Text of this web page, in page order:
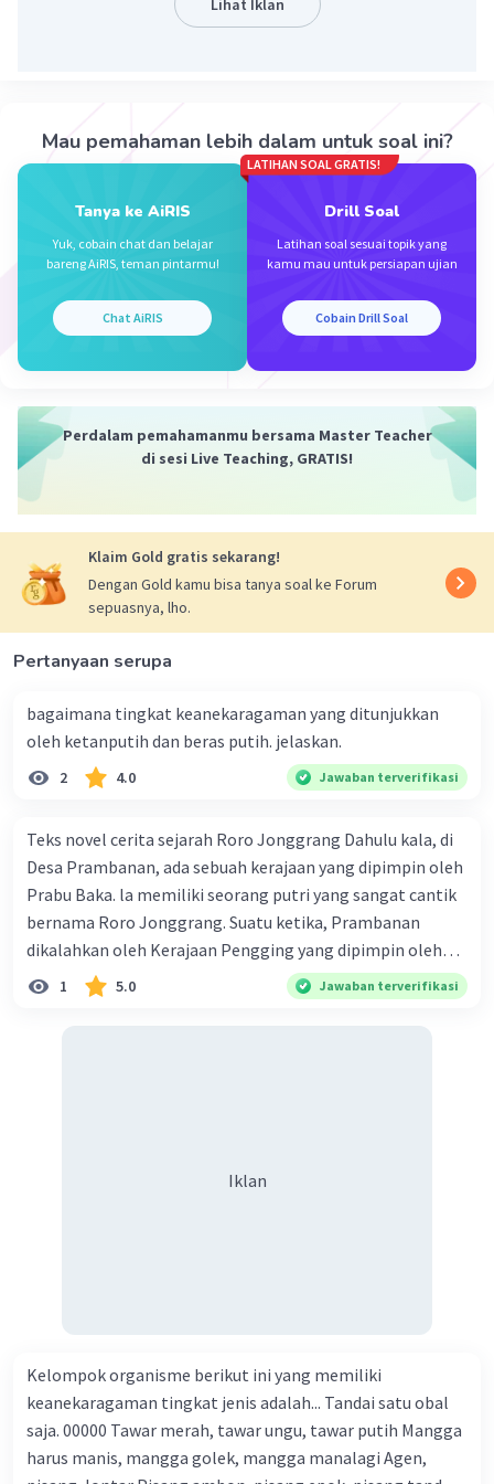
putih, padi pandan wangi, dan padipandan tikar. Adanya
keanekaragaman tersebut dapat memudahkan manusia
Jadi, jawaban yang benar adalah C.
Lihat Iklan
Mau pemahaman lebih dalam untuk soal ini?
Tanya ke AiRIS
Yuk, cobain chat dan belajar
bareng AiRIS, teman pintarmu!
Chat AiRIS
LATIHAN SOAL GRATIS!
Drill Soal
Latihan soal sesuai topik yang
kamu mau untuk persiapan ujian
Cobain Drill Soal
Perdalam pemahamanmu bersama Master Teacher
di sesi Live Teaching, GRATIS!
Klaim Gold gratis sekarang!
Dengan Gold kamu bisa tanya soal ke Forum
sepuasnya, lho.
Pertanyaan serupa
bagaimana tingkat keanekaragaman yang ditunjukkan
oleh ketanputih dan beras putih. jelaskan.
2 4.0 Jawaban terverifikasi
Teks novel cerita sejarah Roro Jonggrang Dahulu kala, di
Desa Prambanan, ada sebuah kerajaan yang dipimpin oleh
Prabu Baka. la memiliki seorang putri yang sangat cantik
bernama Roro Jonggrang. Suatu ketika, Prambanan
dikalahkan oleh Kerajaan Pengging yang dipimpin oleh
Bandung Bondowoso. Prabu Baka tewas di medan perang.
Dia terbunuh oleh Bandung Bondowoso yang sangat sakti.
membunuh ayahnya. Karena itu, ia mencari akal untuk
yang ditentukan. Pukul empat pagi, hanya tinggal lima
buah candi yang belum selesai dan kedua sumur hampir
selesai. Mengetahui 1.000 candi telah hampir selesai, Roro
Jonggrang ketakutan. “Apa yang harus kulakukan untuk
menghentikannya?” pikirnya cemas membayangkan ia
1 5.0 Jawaban terverifikasi
Iklan
Kelompok organisme berikut ini yang memiliki
keanekaragaman tingkat jenis adalah... Tandai satu obal
saja. 00000 Tawar merah, tawar ungu, tawar putih Mangga
harus manis, mangga golek, mangga manalagi Agen,